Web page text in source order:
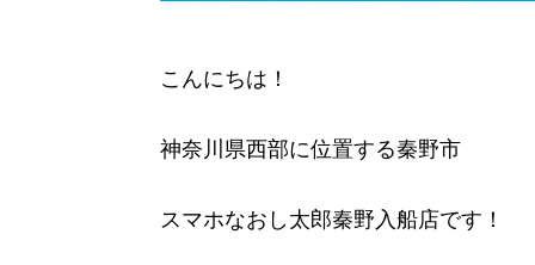
こんにちは！
神奈川県西部に位置する秦野市
スマホなおし太郎秦野入船店です！